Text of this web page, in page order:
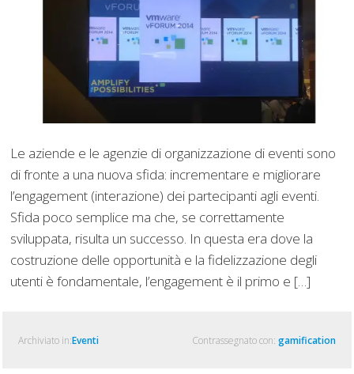
Le aziende e le agenzie di organizzazione di eventi sono
di fronte a una nuova sfida: incrementare e migliorare
l’engagement (interazione) dei partecipanti agli eventi.
Sfida poco semplice ma che, se correttamente
sviluppata, risulta un successo. In questa era dove la
costruzione delle opportunità e la fidelizzazione degli
utenti è fondamentale, l’engagement è il primo e […]
Archiviato in:Eventi Contrassegnato con: gamification